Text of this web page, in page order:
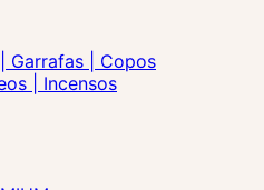
Garrafas | Copos
| Incensos